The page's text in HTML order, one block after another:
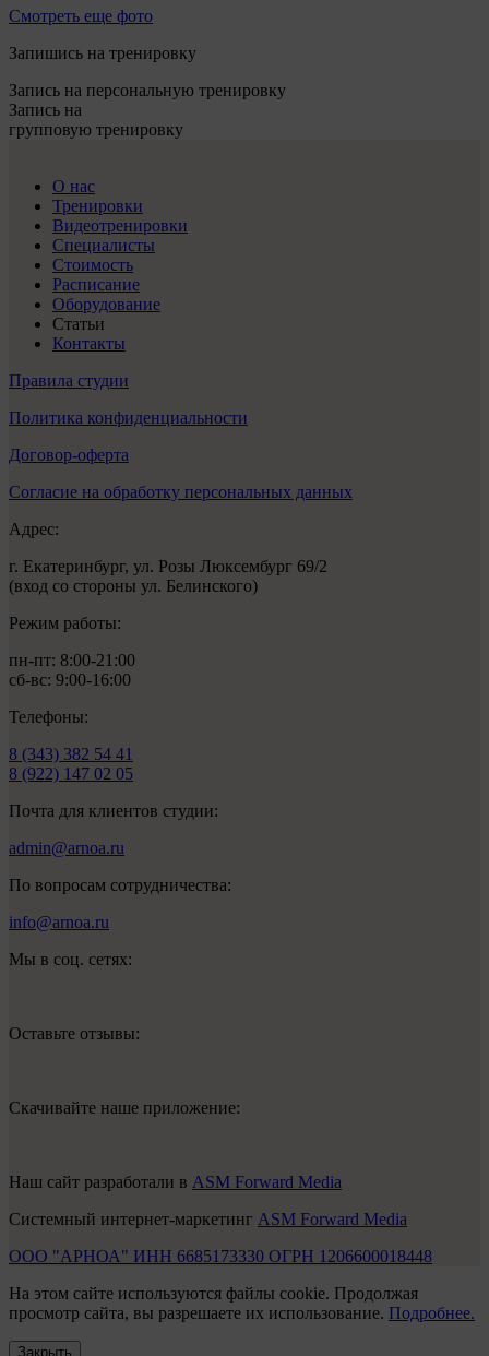
Смотреть еще фото
Запишись на тренировку
Запись на персональную тренировку
Запись на
групповую тренировку
О нас
Тренировки
Видеотренировки
Специалисты
Стоимость
Расписание
Оборудование
Статьи
Контакты
Правила студии
Политика конфиденциальности
Договор-оферта
Согласие на обработку персональных данных
Адрес:
г. Екатеринбург, ул. Розы Люксембург 69/2
(вход со стороны ул. Белинского)
Режим работы:
пн-пт: 8:00-21:00
сб-вс: 9:00-16:00
Телефоны:
8 (343) 382 54 41
8 (922) 147 02 05
Почта для клиентов студии:
admin@arnoa.ru
По вопросам сотрудничества:
info@arnoa.ru
Мы в соц. сетях:
Оставьте отзывы:
Скачивайте наше приложение:
Наш сайт разработали в ASM Forward Media
Системный интернет-маркетинг ASM Forward Media
ООО "АРНОА" ИНН 6685173330 ОГРН 1206600018448
На этом сайте используются файлы cookie. Продолжая
просмотр сайта, вы разрешаете их использование. Подробнее.
Закрыть